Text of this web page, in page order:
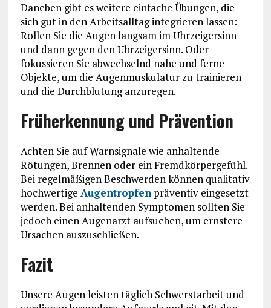
Daneben gibt es weitere einfache Übungen, die
sich gut in den Arbeitsalltag integrieren lassen:
Rollen Sie die Augen langsam im Uhrzeigersinn
und dann gegen den Uhrzeigersinn. Oder
fokussieren Sie abwechselnd nahe und ferne
Objekte, um die Augenmuskulatur zu trainieren
und die Durchblutung anzuregen.
Früherkennung und Prävention
Achten Sie auf Warnsignale wie anhaltende
Rötungen, Brennen oder ein Fremdkörpergefühl.
Bei regelmäßigen Beschwerden können qualitativ
hochwertige Augentropfenpräventiv eingesetzt
werden. Bei anhaltenden Symptomen sollten Sie
jedoch einen Augenarzt aufsuchen, um ernstere
Ursachen auszuschließen.
Fazit
Unsere Augen leisten täglich Schwerstarbeit und